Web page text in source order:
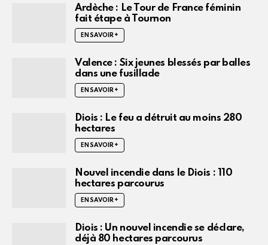
Ardèche : Le Tour de France féminin
fait étape à Tournon
EN SAVOIR +
Valence : Six jeunes blessés par balles
dans une fusillade
EN SAVOIR +
Diois : Le feu a détruit au moins 280
hectares
EN SAVOIR +
Nouvel incendie dans le Diois : 110
hectares parcourus
EN SAVOIR +
Diois : Un nouvel incendie se déclare,
déjà 80 hectares parcourus